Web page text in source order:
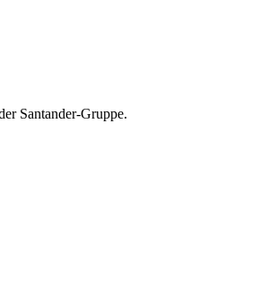
Santander-Gruppe.